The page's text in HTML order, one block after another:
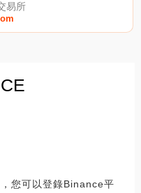
易所
您可以登錄Binance平